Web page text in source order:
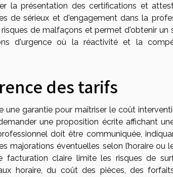
la présentation des certifications et
de sérieux et d'engagement dans la
de malfaçons et permet d'obtenir un
d'urgence où la réactivité et la
des tarifs
une garantie pour maîtriser le coût
une proposition écrite affichant
doit être communiquée,
majorations éventuelles selon l’horaire ou
facturation claire limite les risques de
horaire, du coût des pièces, des